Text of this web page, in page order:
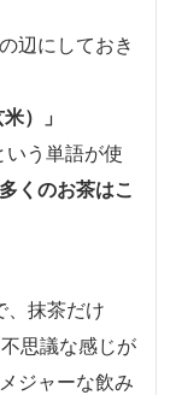
辺にしておき
）」
いう単語が使
多くのお茶はこ
、抹茶だけ
思議な感じが
ジャーな飲み